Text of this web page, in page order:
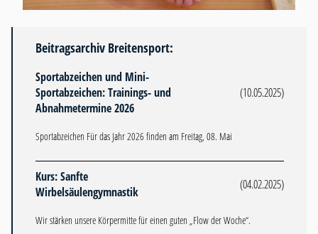
Beitragsarchiv Breitensport:
Sportabzeichen und Mini-
Sportabzeichen: Trainings- und
Abnahmetermine 2026
(10.05.2025)
Sportabzeichen Für das Jahr 2026 finden am Freitag, 08. Mai
Kurs: Sanfte
Wirbelsäulengymnastik
(04.02.2025)
Wir stärken unsere Körpermitte für einen guten „Flow der Woche“.